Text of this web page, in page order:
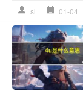
sl 01-04